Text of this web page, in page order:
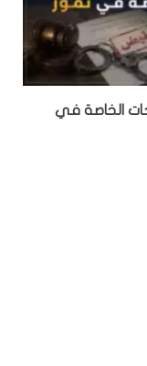
الخاصة في